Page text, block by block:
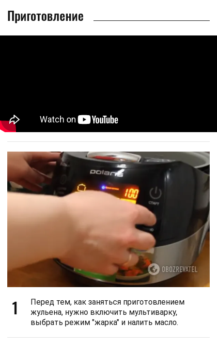
Приготовление
1
Перед тем, как заняться приготовлением
жульена, нужно включить мультиварку,
выбрать режим "жарка" и налить масло.